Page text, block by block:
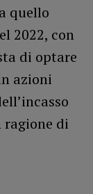
quello
2022, con
di optare
azioni
ragione di